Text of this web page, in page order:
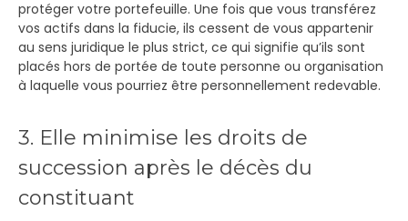
protéger votre portefeuille. Une fois que vous transférez
vos actifs dans la fiducie, ils cessent de vous appartenir
au sens juridique le plus strict, ce qui signifie qu’ils sont
placés hors de portée de toute personne ou organisation
à laquelle vous pourriez être personnellement redevable.
3. Elle minimise les droits de
succession après le décès du
constituant